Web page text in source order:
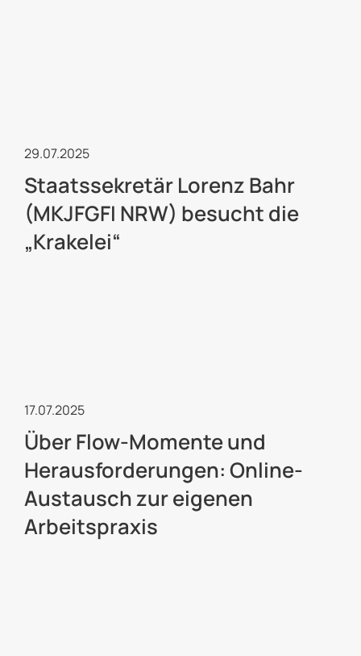
29.07.2025
Staatssekretär Lorenz Bahr
(MKJFGFI NRW) besucht die
„Krakelei“
17.07.2025
Über Flow-Momente und
Herausforderungen: Online-
Austausch zur eigenen
Arbeitspraxis